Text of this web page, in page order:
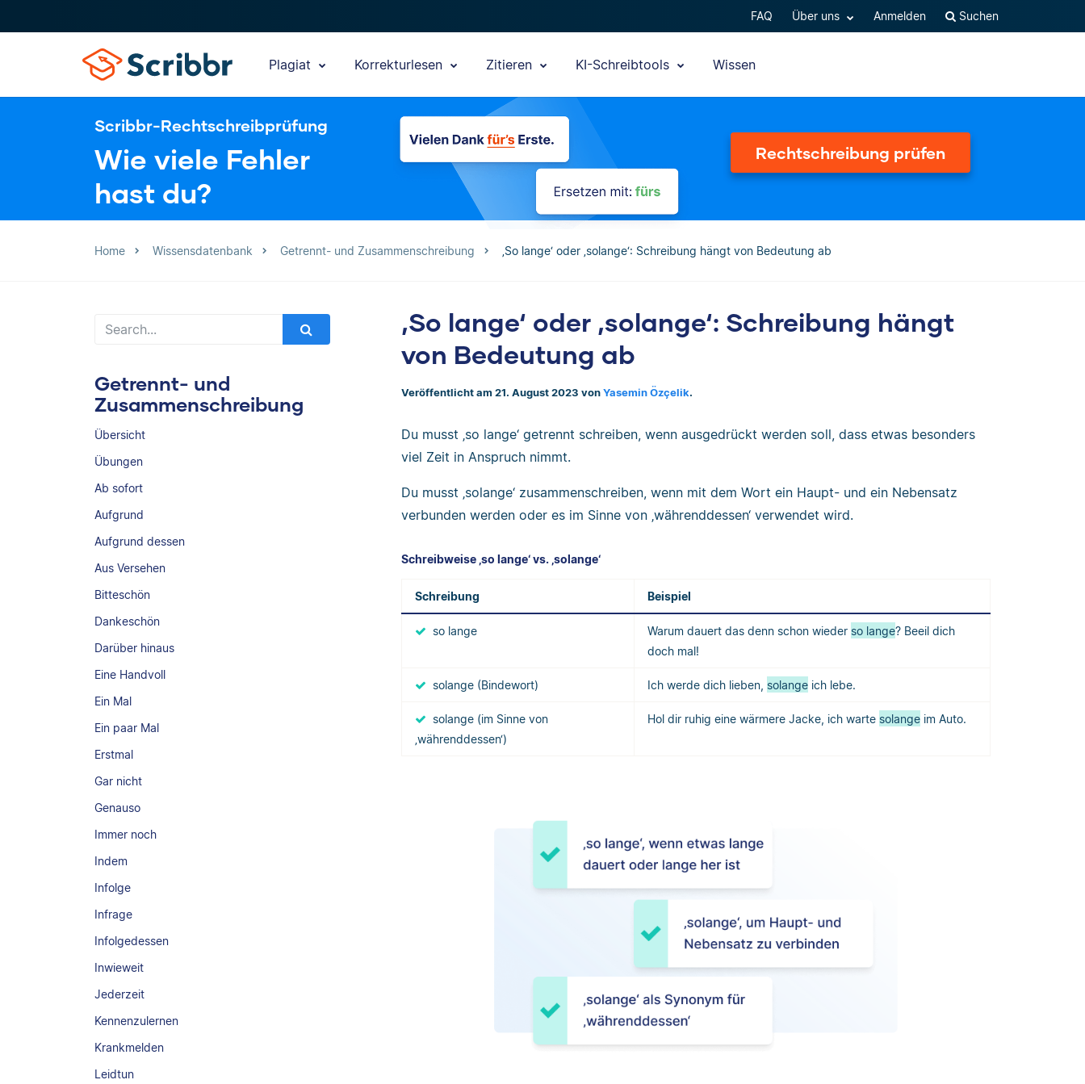
FAQ Über uns Anmelden Suchen
Plagiat Korrekturlesen Zitieren KI-Schreibtools Wissen
Scribbr-Rechtschreibprüfung
Wie viele Fehler
hast du?
Rechtschreibung prüfen
Home Wissensdatenbank Getrennt- und Zusammenschreibung ‚So lange‘ oder ‚solange‘: Schreibung hängt von Bedeutung ab
Getrennt- und
Zusammenschreibung
Übersicht
Übungen
Ab sofort
Aufgrund
Aufgrund dessen
Aus Versehen
Bitteschön
Dankeschön
Darüber hinaus
Eine Handvoll
Ein Mal
Ein paar Mal
Erstmal
Gar nicht
Genauso
Immer noch
Indem
Infolge
Infrage
Infolgedessen
Inwieweit
Jederzeit
Kennenzulernen
Krankmelden
Leidtun
‚So lange‘ oder ‚solange‘: Schreibung hängt
von Bedeutung ab
Veröffentlicht am 21. August 2023 von Yasemin Özçelik.
Du musst ‚so lange‘ getrennt schreiben, wenn ausgedrückt werden soll, dass etwas besonders
viel Zeit in Anspruch nimmt.
Du musst ‚solange‘ zusammenschreiben, wenn mit dem Wort ein Haupt- und ein Nebensatz
verbunden werden oder es im Sinne von ‚währenddessen‘ verwendet wird.
Schreibweise ‚so lange‘ vs. ‚solange‘
Schreibung Beispiel
so lange Warum dauert das denn schon wieder so lange? Beeil dich
doch mal!
solange (Bindewort) Ich werde dich lieben, solange ich lebe.
solange (im Sinne von
‚währenddessen‘)
Hol dir ruhig eine wärmere Jacke, ich warte solange im Auto.